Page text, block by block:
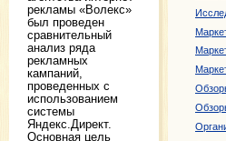
рекламы «Волекс»
был проведен
сравнительный
анализ ряда
рекламных
кампаний,
проведенных с
использованием
системы
Яндекс.Директ.
Основная цель